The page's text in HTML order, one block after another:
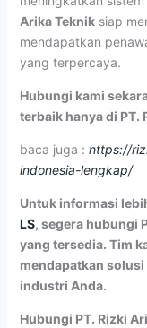
Arika Tekniksiap
mendapatkan
yang terpercaya.
Hubungi kami
terbaik hanya di PT.
baca juga : https://
indonesia-lengkap/
Untuk informasi
LS, segera hubungi
yang tersedia. Tim
mendapatkan
industri Anda.
Hubungi PT. Rizki